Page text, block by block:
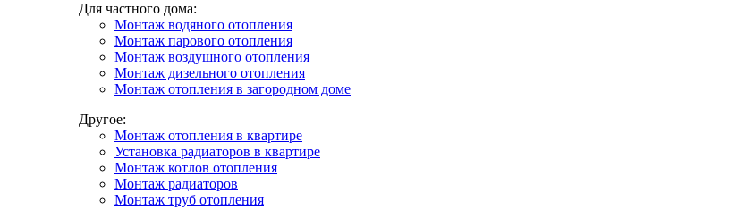
Для частного дома:
Монтаж водяного отопления
Монтаж парового отопления
Монтаж воздушного отопления
Монтаж дизельного отопления
Монтаж отопления в загородном доме
Другое:
Монтаж отопления в квартире
Установка радиаторов в квартире
Монтаж котлов отопления
Монтаж радиаторов
Монтаж труб отопления